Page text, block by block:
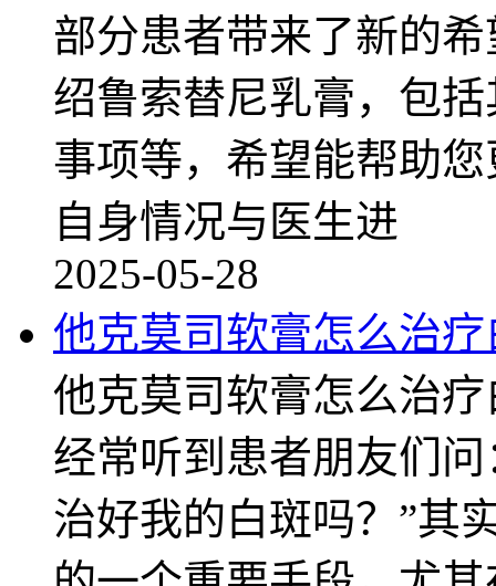
部分患者带来了新的
绍鲁索替尼乳膏，包
事项等，希望能帮助
自身情况与医生进
2025-05-28
他克莫司软膏怎么治疗
他克莫司软膏怎么治
经常听到患者朋友们
治好我的白斑吗？”其